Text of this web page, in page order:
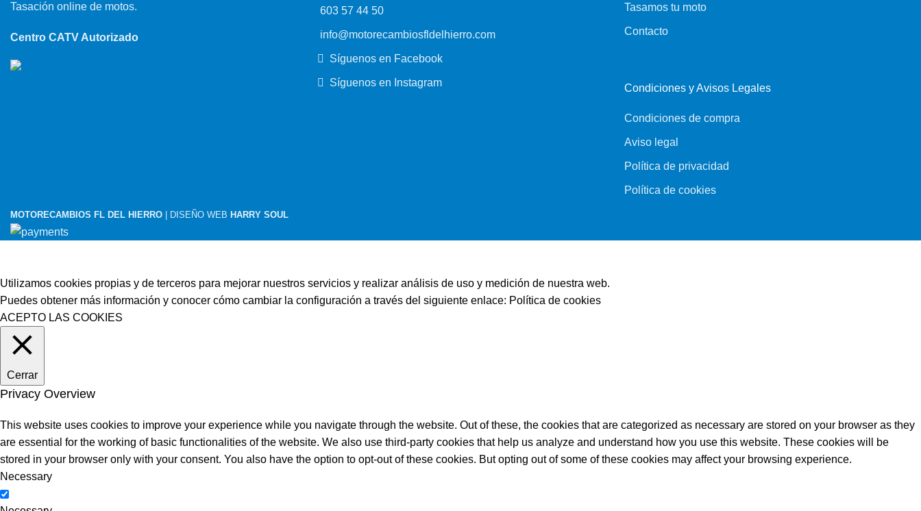
Tasación online de motos.
Centro CATV Autorizado
603 57 44 50
info@motorecambiosfldelhierro.com
Síguenos en Facebook
Síguenos en Instagram
Tasamos tu moto
Contacto
Condiciones y Avisos Legales
Condiciones de compra
Aviso legal
Política de privacidad
Política de cookies
MOTORECAMBIOS FL DEL HIERRO | DISEÑO WEB HARRY SOUL
Utilizamos cookies propias y de terceros para mejorar nuestros servicios y realizar análisis de uso y medición de nuestra web.
Puedes obtener más información y conocer cómo cambiar la configuración a través del siguiente enlace: Política de cookies
ACEPTO LAS COOKIES
Cerrar
Privacy Overview
This website uses cookies to improve your experience while you navigate through the website. Out of these, the cookies that are categorized as necessary are stored on your browser as they
are essential for the working of basic functionalities of the website. We also use third-party cookies that help us analyze and understand how you use this website. These cookies will be
stored in your browser only with your consent. You also have the option to opt-out of these cookies. But opting out of some of these cookies may affect your browsing experience.
Necessary